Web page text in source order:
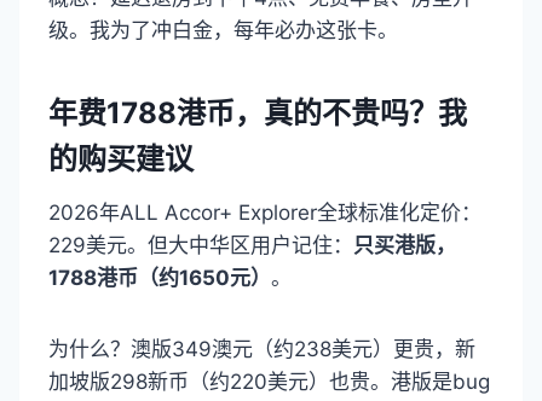
级。我为了冲白金，每年必办这张卡。
年费1788港币，真的不贵吗？我
的购买建议
2026年ALL Accor+ Explorer全球标准化定价：
229美元。但大中华区用户记住： 只买港版，
1788港币（约1650元） 。
为什么？澳版349澳元（约238美元）更贵，新
加坡版298新币（约220美元）也贵。港版是bug